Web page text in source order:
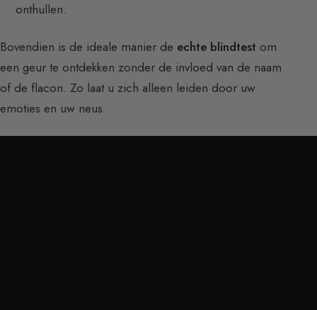
onthullen.
Bovendien is de ideale manier de echte blindtest om
een geur te ontdekken zonder de invloed van de naam
of de flacon. Zo laat u zich alleen leiden door uw
emoties en uw neus.